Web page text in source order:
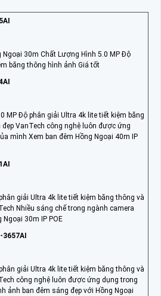
Ngoại 30m Chất Lượng Hình 5.0 MP Độ
băng thông hình ảnh Giá tốt
MP Độ phân giải Ultra 4k lite tiết kiệm băng
VanTech công nghệ luôn được ứng
mình Xem ban đêm Hồng Ngoại 40m IP
giải Ultra 4k lite tiết kiệm băng thông và
Nhiều sáng chế trong ngành camera
30m IP POE
giải Ultra 4k lite tiết kiệm băng thông và
công nghệ luôn được ứng dụng trong
ảnh ban đêm sáng đẹp với Hồng Ngoại